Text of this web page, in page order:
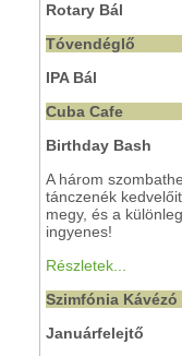
Rotary Bál
Tóvendéglő
IPA Bál
Cuba Cafe
Birthday Bash
A három
tánczenék
megy, és a
ingyenes!
Részletek...
Szimfónia Kávézó
Januárfelejtő